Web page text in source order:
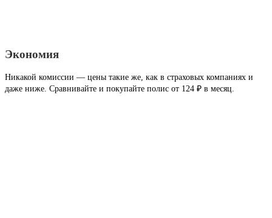
Экономия
Никакой комиссии — цены такие же, как в страховых компаниях и
даже ниже. Сравнивайте и покупайте полис от 124 ₽ в месяц.